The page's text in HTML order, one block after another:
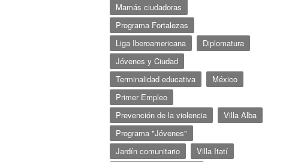
Mamás ciudadoras
Programa Fortalezas
Liga Iberoamericana
Diplomatura
Jóvenes y Ciudad
Terminalidad educativa
México
Primer Empleo
Prevención de la violencia
Villa Alba
Programa "Jóvenes"
Jardín comunitario
Villa Itatí